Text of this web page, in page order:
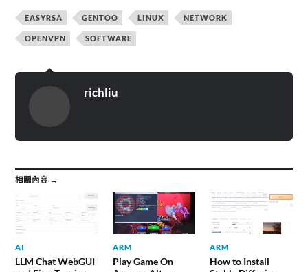
EASYRSA GENTOO LINUX NETWORK
OPENVPN SOFTWARE
richliu
相關內容 →
AI
LLM Chat WebGUI
ARM
Play Game On
ARM
How to Install